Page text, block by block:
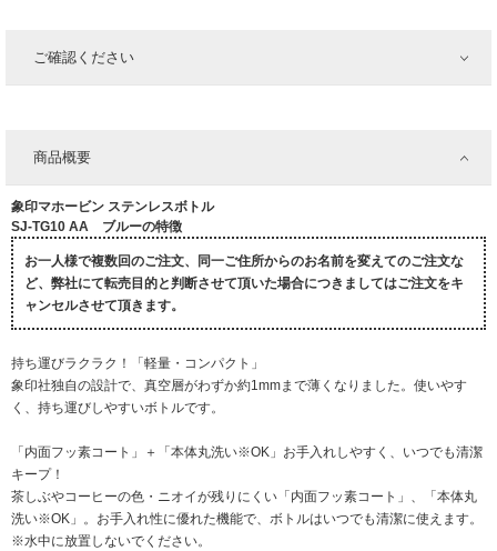
ご確認ください
商品概要
象印マホービン ステンレスボトル
SJ-TG10 AA ブルーの特徴
お一人様で複数回のご注文、同一ご住所からのお名前を変えてのご注文な
ど、弊社にて転売目的と判断させて頂いた場合につきましてはご注文をキ
ャンセルさせて頂きます。
持ち運びラクラク！「軽量・コンパクト」
象印社独自の設計で、真空層がわずか約1mmまで薄くなりました。使いやす
く、持ち運びしやすいボトルです。
「内面フッ素コート」＋「本体丸洗い※OK」お手入れしやすく、いつでも清潔
キープ！
茶しぶやコーヒーの色・ニオイが残りにくい「内面フッ素コート」、「本体丸
洗い※OK」。お手入れ性に優れた機能で、ボトルはいつでも清潔に使えます。
※水中に放置しないでください。